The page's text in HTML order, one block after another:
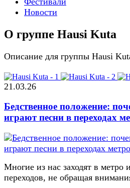
Новости
О группе Hausi Kuta
Описание для группы Hausi
21.03.26
Бедственное положение:
играют песни в переходах
Многие из нас заходят в
переходов, не обращая